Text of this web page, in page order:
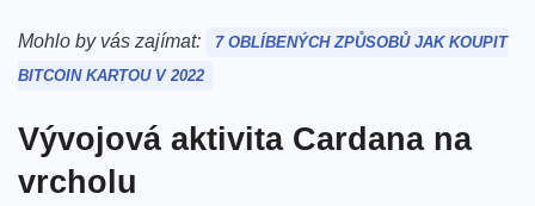
Mohlo by vás zajímat:
7 OBLÍBENÝCH ZPŮSOBŮ JAK KOUPIT
BITCOIN KARTOU V 2022
Vývojová aktivita Cardana na
vrcholu